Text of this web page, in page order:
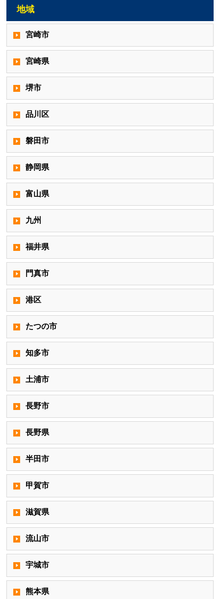
地域
宮崎市
宮崎県
堺市
品川区
磐田市
静岡県
富山県
九州
福井県
門真市
港区
たつの市
知多市
土浦市
長野市
長野県
半田市
甲賀市
滋賀県
流山市
宇城市
熊本県